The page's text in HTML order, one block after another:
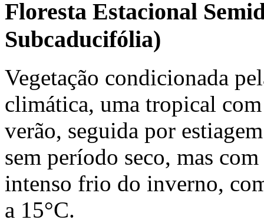
Floresta Estacional
Subcaducifólia)
Vegetação condicionada
climática, uma tropical
verão, seguida por
sem período seco, mas
intenso frio do inverno,
a 15°C.